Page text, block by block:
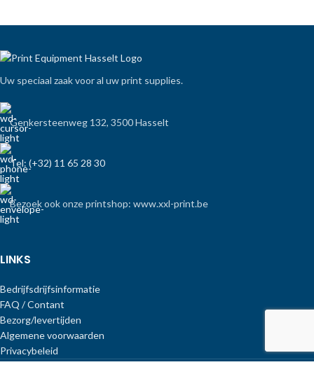
Uw speciaal zaak voor al uw print supplies.
Genkersteenweg 132, 3500 Hasselt
Tel: (+32) 11 65 28 30
Bezoek ook onze printshop: www.xxl-print.be
LINKS
Bedrijfsdrijfsinformatie
FAQ / Contant
Bezorg/levertijden
Algemene voorwaarden
Privacybeleid